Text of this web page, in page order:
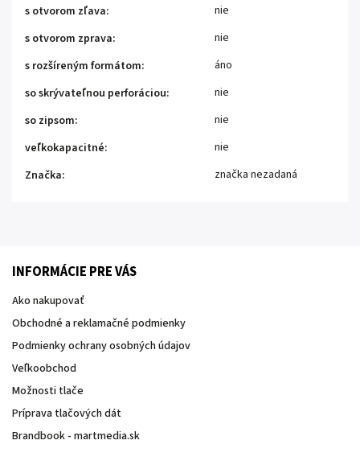
s otvorom zľava:
nie
s otvorom zprava:
nie
s rozšíreným formátom:
áno
so skrývateľnou perforáciou:
nie
so zipsom:
nie
veľkokapacitné:
nie
Značka: značka nezadaná
INFORMÁCIE PRE VÁS
Ako nakupovať
Obchodné a reklamačné podmienky
Podmienky ochrany osobných údajov
Veľkoobchod
Možnosti tlače
Príprava tlačových dát
Brandbook - martmedia.sk